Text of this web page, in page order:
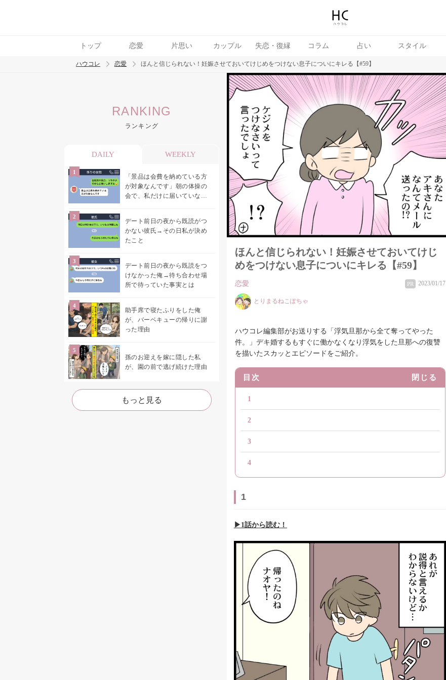
トップ 恋愛 片思い カップル 失恋・復縁 コラム 占い スタイル
トレンド ワード
ハウコレ 恋愛 ほんと信じられない！妊娠させておいてけじめをつけない息子についにキレる【#59】
RANKING
ランキング
DAILY WEEKLY
「景品は会費を納めている方
が対象なんです」朝の体操の
会で、私だけに届いていなか
デート前日の夜から既読がつ
かない彼氏→その日私が決め
たこと
デート前日の夜から既読をつ
けなかった俺→待ち合わせ場
所で待っていた事実とは
助手席で寝たふりをした俺
が、バーベキューの帰りに謝
った理由
孫のお迎えを嫁に隠した私
が、園の前で逃げ続けた理由
もっと見る
ほんと信じられない！妊娠させておいてけじ
めをつけない息子についにキレる【#59】
恋愛 PR 2023/01/17
とりまるねこぽちゃ
ハウコレ編集部がお送りする「浮気旦那から全て奪ってやった
件。」デキ婚するもすぐに働かなくなり浮気をした旦那への復讐
を描いたスカッとエピソードをご紹介。
目次 閉じる
1
2
3
4
1
▶︎1話から読む！